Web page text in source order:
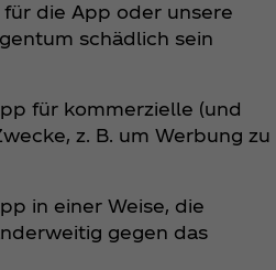
die App oder unsere
schädlich sein
für kommerzielle (und
z. B. um Werbung zu
in einer Weise, die
gegen das